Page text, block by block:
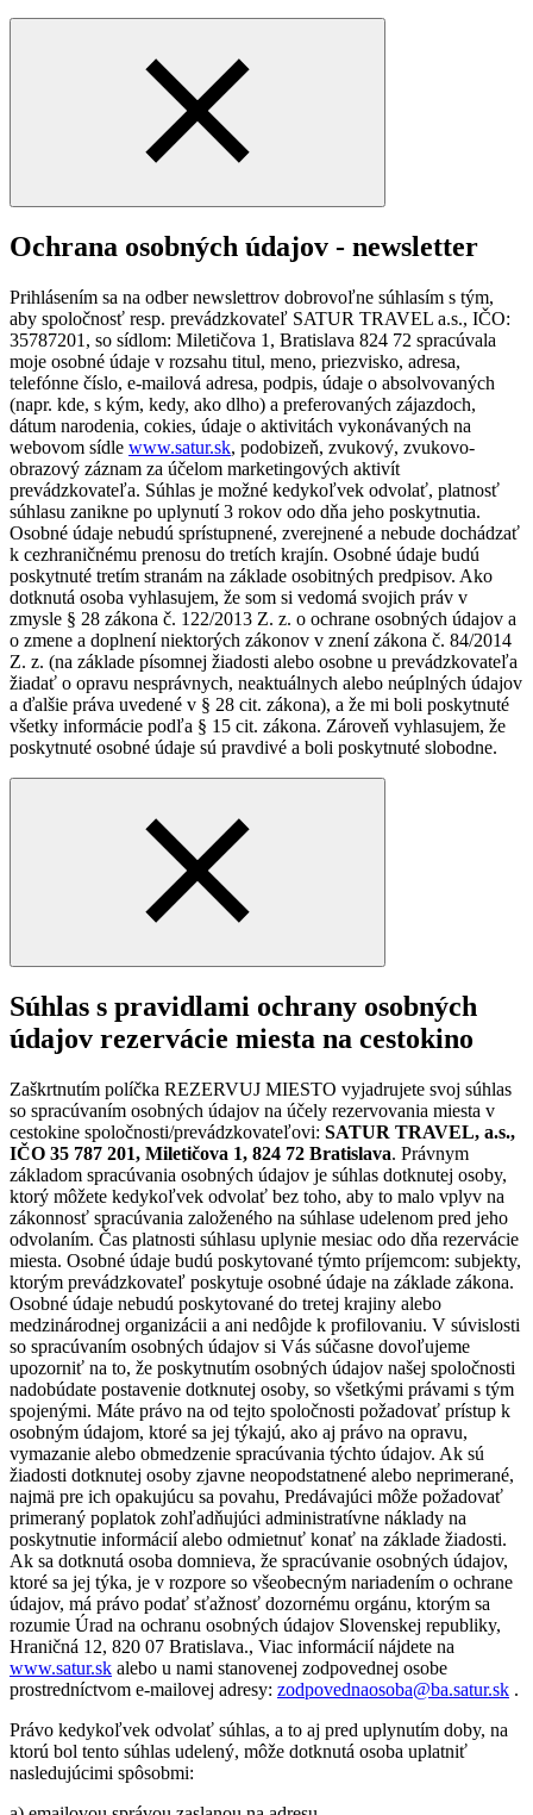
Ochrana osobných údajov - newsletter
Prihlásením sa na odber newslettrov dobrovoľne súhlasím s tým,
aby spoločnosť resp. prevádzkovateľ SATUR TRAVEL a.s., IČO:
35787201, so sídlom: Miletičova 1, Bratislava 824 72 spracúvala
moje osobné údaje v rozsahu titul, meno, priezvisko, adresa,
telefónne číslo, e-mailová adresa, podpis, údaje o absolvovaných
(napr. kde, s kým, kedy, ako dlho) a preferovaných zájazdoch,
dátum narodenia, cokies, údaje o aktivitách vykonávaných na
webovom sídle www.satur.sk, podobizeň, zvukový, zvukovo-
obrazový záznam za účelom marketingových aktivít
prevádzkovateľa. Súhlas je možné kedykoľvek odvolať, platnosť
súhlasu zanikne po uplynutí 3 rokov odo dňa jeho poskytnutia.
Osobné údaje nebudú sprístupnené, zverejnené a nebude dochádzať
k cezhraničnému prenosu do tretích krajín. Osobné údaje budú
poskytnuté tretím stranám na základe osobitných predpisov. Ako
dotknutá osoba vyhlasujem, že som si vedomá svojich práv v
zmysle § 28 zákona č. 122/2013 Z. z. o ochrane osobných údajov a
o zmene a doplnení niektorých zákonov v znení zákona č. 84/2014
Z. z. (na základe písomnej žiadosti alebo osobne u prevádzkovateľa
žiadať o opravu nesprávnych, neaktuálnych alebo neúplných údajov
a ďalšie práva uvedené v § 28 cit. zákona), a že mi boli poskytnuté
všetky informácie podľa § 15 cit. zákona. Zároveň vyhlasujem, že
poskytnuté osobné údaje sú pravdivé a boli poskytnuté slobodne.
Súhlas s pravidlami ochrany osobných
údajov rezervácie miesta na cestokino
Zaškrtnutím políčka REZERVUJ MIESTO vyjadrujete svoj súhlas
so spracúvaním osobných údajov na účely rezervovania miesta v
cestokine spoločnosti/prevádzkovateľovi: SATUR TRAVEL, a.s.,
IČO 35 787 201, Miletičova 1, 824 72 Bratislava. Právnym
základom spracúvania osobných údajov je súhlas dotknutej osoby,
ktorý môžete kedykoľvek odvolať bez toho, aby to malo vplyv na
zákonnosť spracúvania založeného na súhlase udelenom pred jeho
odvolaním. Čas platnosti súhlasu uplynie mesiac odo dňa rezervácie
miesta. Osobné údaje budú poskytované týmto príjemcom: subjekty,
ktorým prevádzkovateľ poskytuje osobné údaje na základe zákona.
Osobné údaje nebudú poskytované do tretej krajiny alebo
medzinárodnej organizácii a ani nedôjde k profilovaniu. V súvislosti
so spracúvaním osobných údajov si Vás súčasne dovoľujeme
upozorniť na to, že poskytnutím osobných údajov našej spoločnosti
nadobúdate postavenie dotknutej osoby, so všetkými právami s tým
spojenými. Máte právo na od tejto spoločnosti požadovať prístup k
osobným údajom, ktoré sa jej týkajú, ako aj právo na opravu,
vymazanie alebo obmedzenie spracúvania týchto údajov. Ak sú
žiadosti dotknutej osoby zjavne neopodstatnené alebo neprimerané,
najmä pre ich opakujúcu sa povahu, Predávajúci môže požadovať
primeraný poplatok zohľadňujúci administratívne náklady na
poskytnutie informácií alebo odmietnuť konať na základe žiadosti.
Ak sa dotknutá osoba domnieva, že spracúvanie osobných údajov,
ktoré sa jej týka, je v rozpore so všeobecným nariadením o ochrane
údajov, má právo podať sťažnosť dozornému orgánu, ktorým sa
rozumie Úrad na ochranu osobných údajov Slovenskej republiky,
Hraničná 12, 820 07 Bratislava., Viac informácií nájdete na
www.satur.sk alebo u nami stanovenej zodpovednej osobe
prostredníctvom e-mailovej adresy: zodpovednaosoba@ba.satur.sk .
Právo kedykoľvek odvolať súhlas, a to aj pred uplynutím doby, na
ktorú bol tento súhlas udelený, môže dotknutá osoba uplatniť
nasledujúcimi spôsobmi: